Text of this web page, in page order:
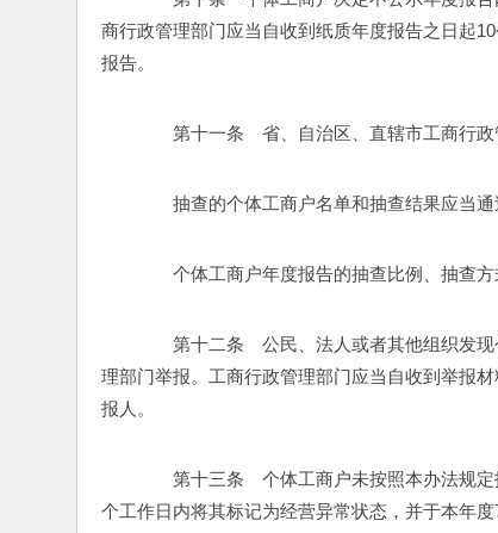
商行政管理部门应当自收到纸质年度报告之日起
报告。
第十一条　省、自治区、直辖市工商行政
抽查的个体工商户名单和抽查结果应当通
个体工商户年度报告的抽查比例、抽查方
第十二条　公民、法人或者其他组织发现
理部门举报。工商行政管理部门应当自收到举报
报人。
第十三条　个体工商户未按照本办法规定
个工作日内将其标记为经营异常状态，并于本年